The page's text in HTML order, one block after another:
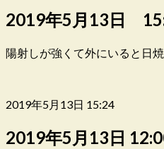
2019年5月13日
陽射しが強くて外にいると日焼
2019年5月13日 15:24
2019年5月13日